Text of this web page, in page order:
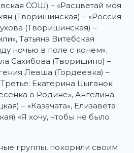
СОШ) – «Расцветай моя
(Творишинская) – «Россия-
(Творишинская) –
Татьяна Витебская
ночью в поле с конем».
Сахибова (Творишино) –
Левша (Гордеевка) –
Екатерина Цыганок
о Родине», Ангелина
– «Казачата», Елизавета
«Я хочу, чтобы не было
группы, покорили своим